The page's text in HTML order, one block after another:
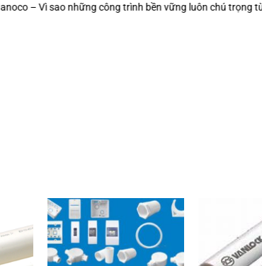
công trình bền vững luôn chú trọng từng thiết bị điện nhỏ?